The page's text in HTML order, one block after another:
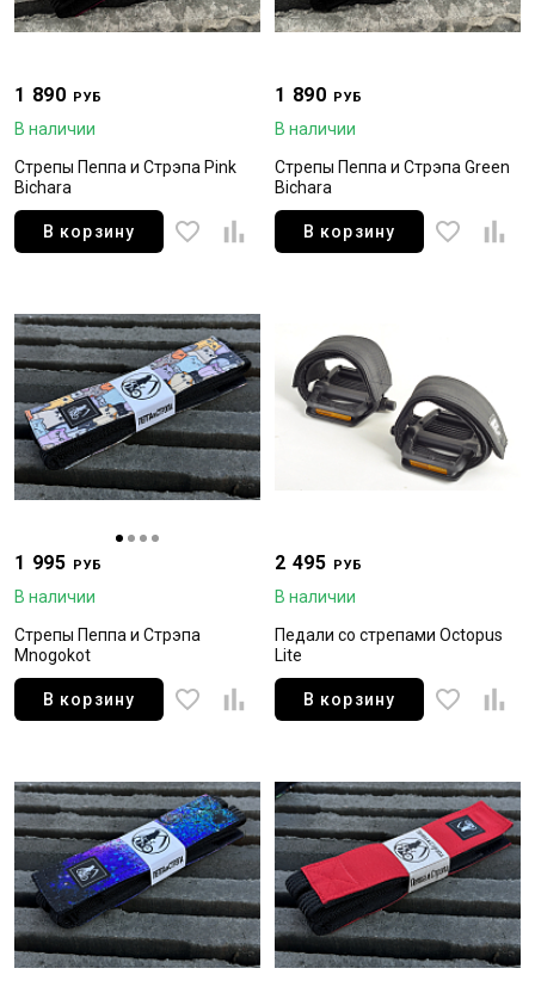
1 890 РУБ
В наличии
Стрепы Пеппа и Стрэпа Pink
Bichara
В корзину
1 890 РУБ
В наличии
Стрепы Пеппа и Стрэпа Green
Bichara
В корзину
1 995 РУБ
В наличии
Стрепы Пеппа и Стрэпа
Mnogokot
В корзину
2 495 РУБ
В наличии
Педали со стрепами Octopus
Lite
В корзину